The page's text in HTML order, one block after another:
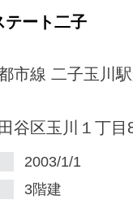
テート二子
市線 二子玉川
谷区玉川１丁目
2003/1/1
3階建